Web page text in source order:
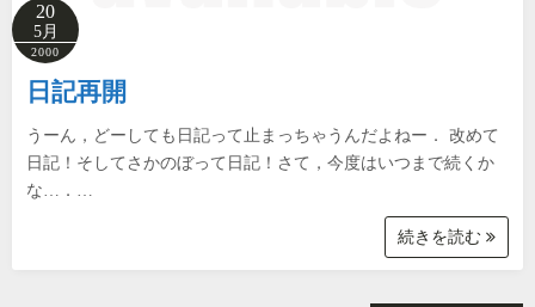
20
5月
2000
日記再開
うーん，どーしても日記って止まっちゃうんだよねー． 改めて
日記！そしてさかのぼって日記！さて，今度はいつまで続くか
な…．…
続きを読む